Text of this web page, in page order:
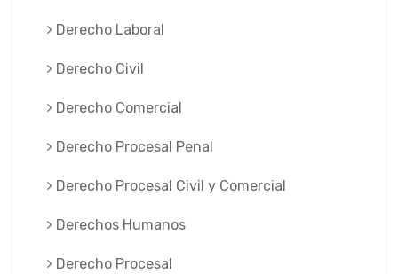
Derecho Laboral
Derecho Civil
Derecho Comercial
Derecho Procesal Penal
Derecho Procesal Civil y Comercial
Derechos Humanos
Derecho Procesal